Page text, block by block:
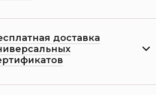
доставка